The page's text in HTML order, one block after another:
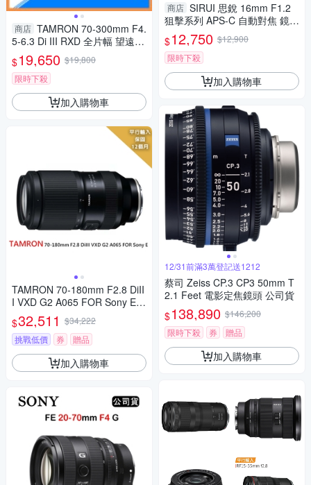
商店 TAMRON 70-300mm F4.
5-6.3 Di III RXD 全片幅 望遠變
焦鏡(70-300，A047，公司貨)
NIKON Z
$19,650 $19,800
限時下殺
加入購物車
TAMRON 70-180mm F2.8 DiII
I VXD G2 A065 FOR Sony E接
環
$32,511 $34,222
挑戰低價
券 贈品
加入購物車
商店 SIRUI 思銳 16mm F1.2
狙擊系列 APS-C 自動對焦 鏡頭
(16 F1.2,立福公司貨)鋁合銀
$12,750 $12,900
限時下殺
加入購物車
12/31前滿3萬登記送1212
蔡司 Zeiss CP.3 CP3 50mm T
2.1 Feet 電影定焦鏡頭 公司貨
$138,890 $146,200
限時下殺
券 贈品
加入購物車